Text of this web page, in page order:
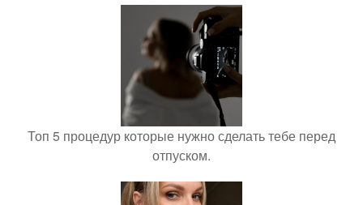
Топ 5 процедур которые нужно сделать тебе перед
отпуском.